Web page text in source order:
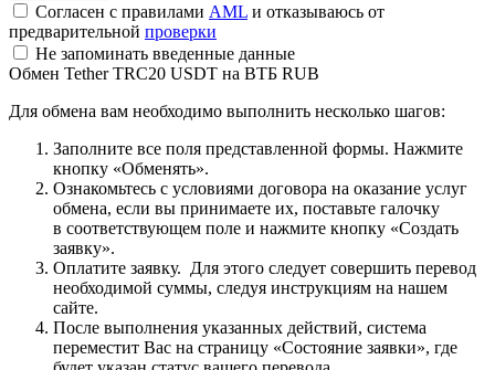
Согласен с правилами AML и отказываюсь от
предварительной проверки
Не запоминать введенные данные
Обмен Tether TRC20 USDT на ВТБ RUB
Для обмена вам необходимо выполнить несколько шагов:
Заполните все поля представленной формы. Нажмите
кнопку «Обменять».
Ознакомьтесь с условиями договора на оказание услуг
обмена, если вы принимаете их, поставьте галочку
в соответствующем поле и нажмите кнопку «Создать
заявку».
Оплатите заявку. Для этого следует совершить перевод
необходимой суммы, следуя инструкциям на нашем
сайте.
После выполнения указанных действий, система
переместит Вас на страницу «Состояние заявки», где